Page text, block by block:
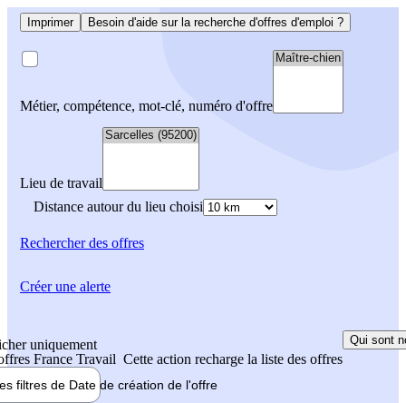
Imprimer Besoin d'aide sur la recherche d'offres d'emploi ?
Métier, compétence, mot-clé, numéro d'offre
Lieu de travail
Distance autour du lieu choisi
Rechercherdes offres
uniquement
France Travail Cette action recharge la liste des offres
Qui sont
filtres de Date de création de l'offre
Créer une alerte